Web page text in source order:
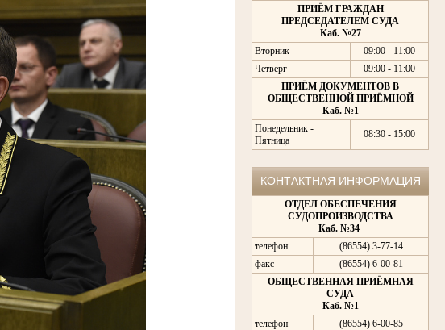
ПРИЁМ ГРАЖДАН
ПРЕДСЕДАТЕЛЕМ СУДА
Каб. №27
Вторник
09:00 - 11:00
Четверг
09:00 - 11:00
ПРИЁМ ДОКУМЕНТОВ В
ОБЩЕСТВЕННОЙ ПРИЁМНОЙ
Каб. №1
Понедельник -
Пятница
08:30 - 15:00
КОНТАКТНАЯ ИНФОРМАЦИЯ
ОТДЕЛ ОБЕСПЕЧЕНИЯ
СУДОПРОИЗВОДСТВА
Каб. №34
телефон
(86554) 3-77-14
факс
(86554) 6-00-81
ОБЩЕСТВЕННАЯ ПРИЁМНАЯ
СУДА
Каб. №1
телефон
(86554) 6-00-85